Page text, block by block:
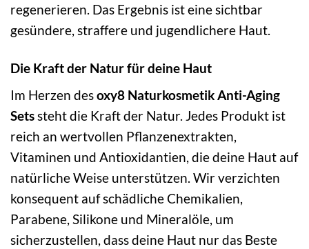
regenerieren. Das Ergebnis ist eine sichtbar
gesündere, straffere und jugendlichere Haut.
Die Kraft der Natur für deine Haut
Im Herzen desoxy8 Naturkosmetik Anti-Aging
Setssteht die Kraft der Natur. Jedes Produkt ist
reich an wertvollen Pflanzenextrakten,
Vitaminen und Antioxidantien, die deine Haut auf
natürliche Weise unterstützen. Wir verzichten
konsequent auf schädliche Chemikalien,
Parabene, Silikone und Mineralöle, um
sicherzustellen, dass deine Haut nur das Beste